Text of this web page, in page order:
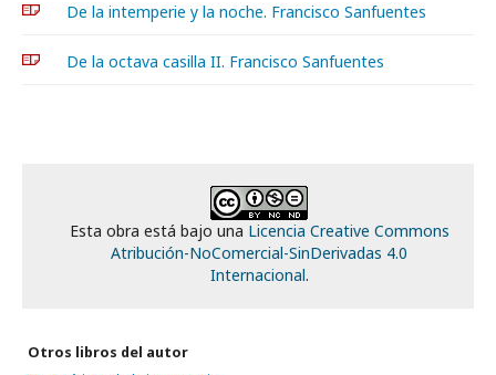
De la intemperie y la noche. Francisco Sanfuentes
De la octava casilla II. Francisco Sanfuentes
Esta obra está bajo una Licencia Creative Commons
Atribución-NoComercial-SinDerivadas 4.0
Internacional.
Otros libros del autor